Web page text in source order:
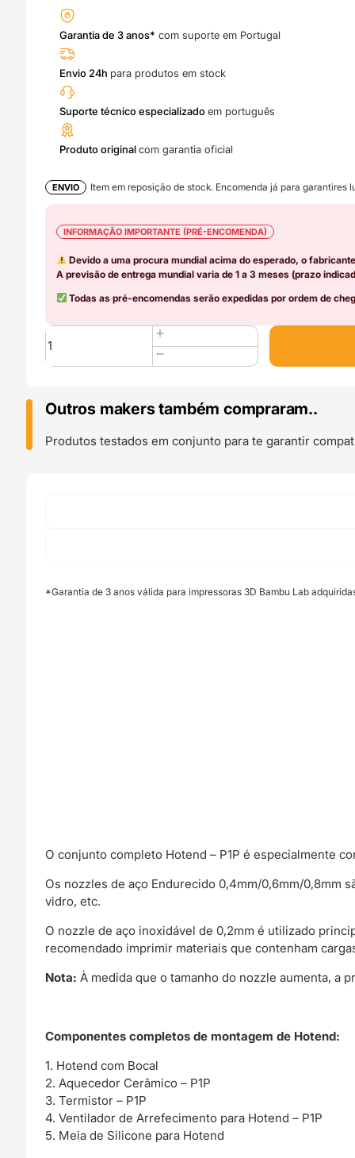
Garantia de 3 anos* com suporte em Portugal
Envio 24h para produtos em stock
Suporte técnico especializadoem português
Produto originalcom garantia oficial
ENVIO Item em reposição de stock. Encomenda já para garantires
INFORMAÇÃO IMPORTANTE (PRÉ-ENCOMENDA)
Devido a uma procura mundial acima do esperado, o
A previsão de entrega mundial varia de 1 a 3 meses (prazo
Todas as pré-encomendas serão expedidas por ordem de
Quantidade
de
0.2mm
Hotend
with
Aço
Outros makers também compraram..
Produtos testados em conjunto para te garantir
*Garantia de 3 anos válida para impressoras 3D Bambu Lab
O conjunto completo Hotend – P1P é especialmente
Os nozzles de aço Endurecido 0,4mm/0,6mm/0,8mm
vidro, etc.
O nozzle de aço inoxidável de 0,2mm é utilizado
recomendado imprimir materiais que contenham
Nota: À medida que o tamanho do nozzle aumenta, a
Componentes completos de montagem de Hotend:
1. Hotend com Bocal
2. Aquecedor Cerâmico – P1P
3. Termistor – P1P
4. Ventilador de Arrefecimento para Hotend – P1P
5. Meia de Silicone para Hotend